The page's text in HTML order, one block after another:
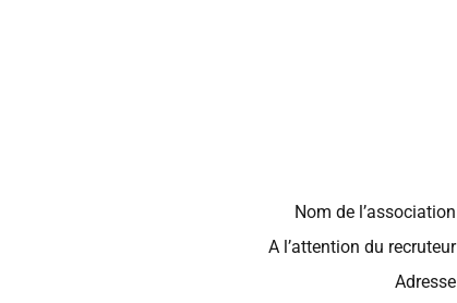
Nom de l’association
A l’attention du recruteur
Adresse